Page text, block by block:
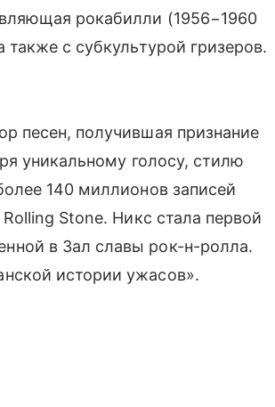
рокабилли (1956−1960
с субкультурой гризеров.
песен, получившая признание
уникальному голосу, стилю
140 миллионов записей
Stone. Никс стала первой
в Зал славы рок-н-ролла.
истории ужасов».